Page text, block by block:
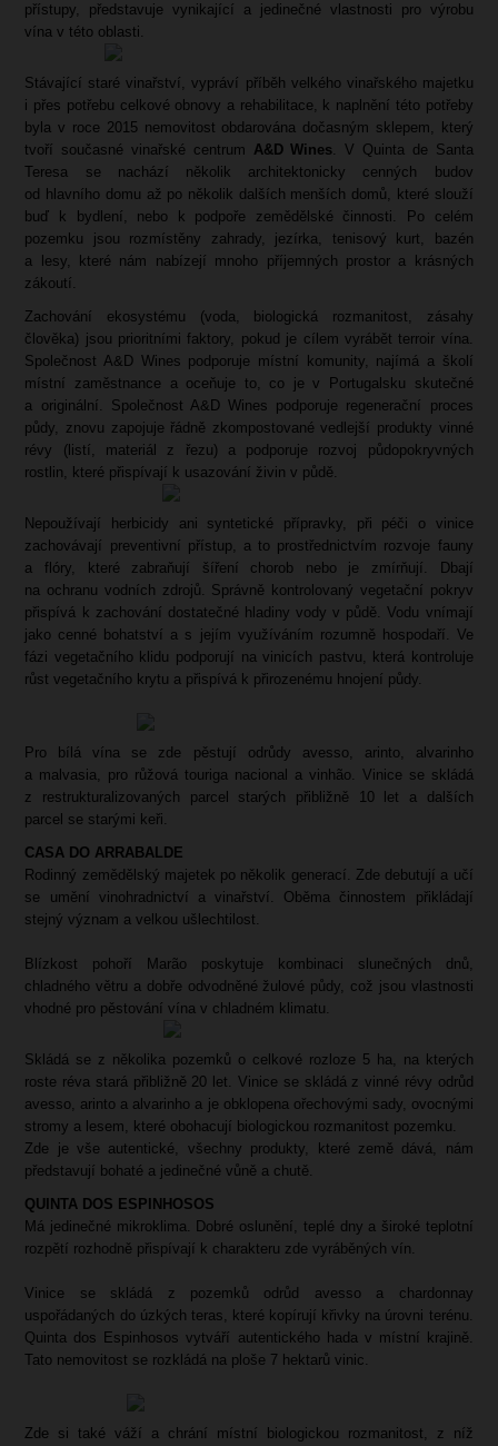
přístupy, představuje vynikající a jedinečné vlastnosti pro výrobu
vína v této oblasti.
Stávající staré vinařství, vypráví příběh velkého vinařského majetku
i přes potřebu celkové obnovy a rehabilitace, k naplnění této potřeby
byla v roce 2015 nemovitost obdarována dočasným sklepem, který
tvoří současné vinařské centrum A&D Wines. V Quinta de Santa
Teresa se nachází několik architektonicky cenných budov
od hlavního domu až po několik dalších menších domů, které slouží
buď k bydlení, nebo k podpoře zemědělské činnosti. Po celém
pozemku jsou rozmístěny zahrady, jezírka, tenisový kurt, bazén
a lesy, které nám nabízejí mnoho příjemných prostor a krásných
zákoutí.
Zachování ekosystému (voda, biologická rozmanitost, zásahy
člověka) jsou prioritními faktory, pokud je cílem vyrábět terroir vína.
Společnost A&D Wines podporuje místní komunity, najímá a školí
místní zaměstnance a oceňuje to, co je v Portugalsku skutečné
a originální. Společnost A&D Wines podporuje regenerační proces
půdy, znovu zapojuje řádně zkompostované vedlejší produkty vinné
révy (listí, materiál z řezu) a podporuje rozvoj půdopokryvných
rostlin, které přispívají k usazování živin v půdě.
Nepoužívají herbicidy ani syntetické přípravky, při péči o vinice
zachovávají preventivní přístup, a to prostřednictvím rozvoje fauny
a flóry, které zabraňují šíření chorob nebo je zmírňují. Dbají
na ochranu vodních zdrojů. Správně kontrolovaný vegetační pokryv
přispívá k zachování dostatečné hladiny vody v půdě. Vodu vnímají
jako cenné bohatství a s jejím využíváním rozumně hospodaří. Ve
fázi vegetačního klidu podporují na vinicích pastvu, která kontroluje
růst vegetačního krytu a přispívá k přirozenému hnojení půdy.
Pro bílá vína se zde pěstují odrůdy avesso, arinto, alvarinho
a malvasia, pro růžová touriga nacional a vinhão. Vinice se skládá
z restrukturalizovaných parcel starých přibližně 10 let a dalších
parcel se starými keři.
CASA DO ARRABALDE
Rodinný zemědělský majetek po několik generací. Zde debutují a učí
se umění vinohradnictví a vinařství. Oběma činnostem přikládají
stejný význam a velkou ušlechtilost.
Blízkost pohoří Marão poskytuje kombinaci slunečných dnů,
chladného větru a dobře odvodněné žulové půdy, což jsou vlastnosti
vhodné pro pěstování vína v chladném klimatu.
Skládá se z několika pozemků o celkové rozloze 5 ha, na kterých
roste réva stará přibližně 20 let. Vinice se skládá z vinné révy odrůd
avesso, arinto a alvarinho a je obklopena ořechovými sady, ovocnými
stromy a lesem, které obohacují biologickou rozmanitost pozemku.
Zde je vše autentické, všechny produkty, které země dává, nám
představují bohaté a jedinečné vůně a chutě.
QUINTA DOS ESPINHOSOS
Má jedinečné mikroklima. Dobré oslunění, teplé dny a široké teplotní
rozpětí rozhodně přispívají k charakteru zde vyráběných vín.
Vinice se skládá z pozemků odrůd avesso a chardonnay
uspořádaných do úzkých teras, které kopírují křivky na úrovni terénu.
Quinta dos Espinhosos vytváří autentického hada v místní krajině.
Tato nemovitost se rozkládá na ploše 7 hektarů vinic.
Zde si také váží a chrání místní biologickou rozmanitost, z níž